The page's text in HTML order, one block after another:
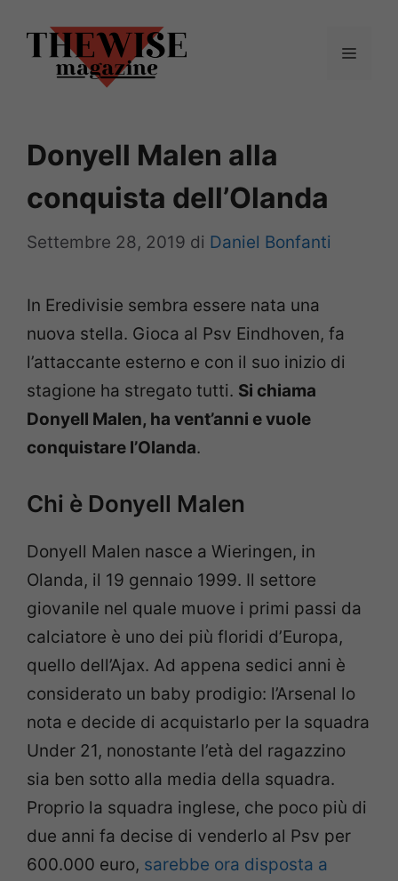
contenuto
Menu
Donyell Malen alla
conquista dell’Olanda
Settembre 28, 2019 di Daniel Bonfanti
In Eredivisie sembra essere nata una
nuova stella. Gioca al Psv Eindhoven, fa
l’attaccante esterno e con il suo inizio di
stagione ha stregato tutti. Si chiama
Donyell Malen, ha vent’anni e vuole
conquistare l’Olanda.
Chi è Donyell Malen
Donyell Malen nasce a Wieringen, in
Olanda, il 19 gennaio 1999. Il settore
giovanile nel quale muove i primi passi da
calciatore è uno dei più floridi d’Europa,
quello dell’Ajax. Ad appena sedici anni è
considerato un baby prodigio: l’Arsenal lo
nota e decide di acquistarlo per la squadra
Under 21, nonostante l’età del ragazzino
sia ben sotto alla media della squadra.
Proprio la squadra inglese, che poco più di
due anni fa decise di venderlo al Psv per
600.000 euro, sarebbe ora disposta a